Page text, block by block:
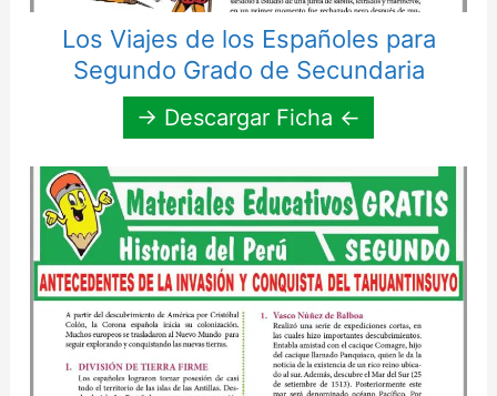
Los Viajes de los Españoles para
Segundo Grado de Secundaria
→ Descargar Ficha ←